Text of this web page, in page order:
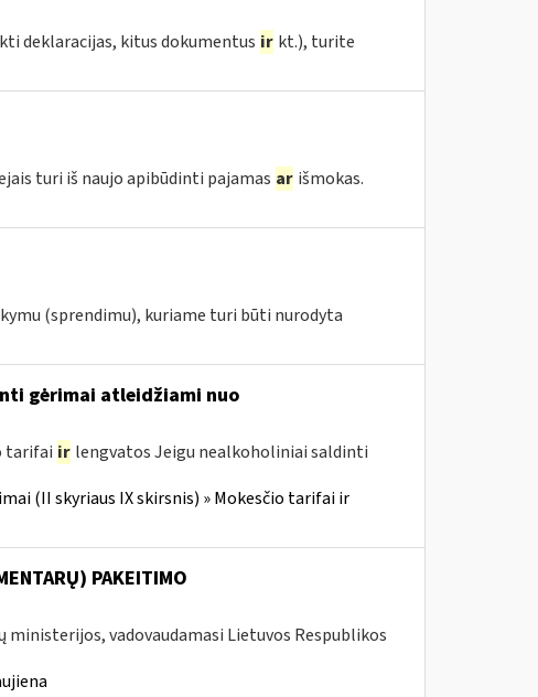
deklaracijas, kitus dokumentus ir kt.), turite
turi iš naujo apibūdinti pajamas ar išmokas.
(sprendimu), kuriame turi būti nurodyta
gėrimai atleidžiami nuo
tarifai ir lengvatos Jeigu nealkoholiniai saldinti
(II skyriaus IX skirsnis) » Mokesčio tarifai ir
PAKEITIMO
vadovaudamasi Lietuvos Respublikos